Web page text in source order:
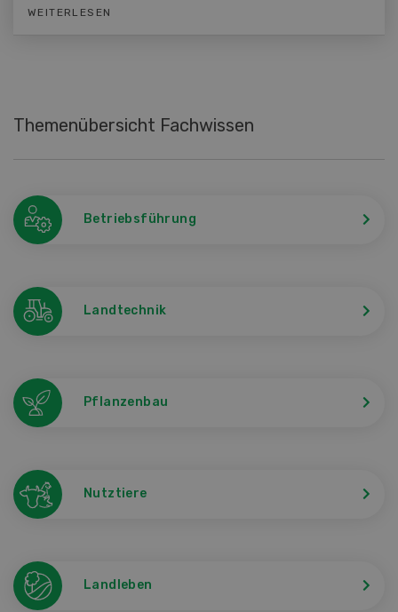
WEITERLESEN
Themenübersicht Fachwissen
Betriebsführung
Landtechnik
Pflanzenbau
Nutztiere
Landleben